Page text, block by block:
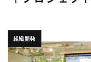
組織開発